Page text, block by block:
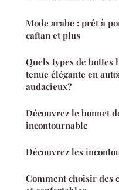
Mode arabe : prêt à
caftan et plus
Quels types de bottes
tenue élégante en
audacieux?
Découvrez le bonnet
incontournable
Découvrez les
Comment choisir des